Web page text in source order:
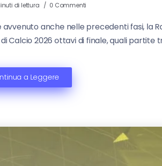
di lettura 0 Commenti
avvenuto anche nelle precedenti fasi, la
Calcio 2026 ottavi di finale, quali partite
a Leggere